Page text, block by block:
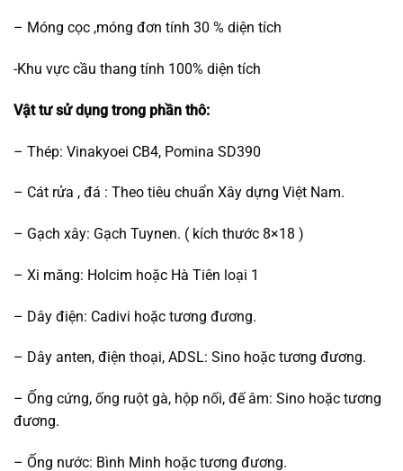
– Móng cọc ,móng đơn tính 30 % diện tích
-Khu vực cầu thang tính 100% diện tích
Vật tư sử dụng trong phần thô:
– Thép: Vinakyoei CB4, Pomina SD390
– Cát rửa , đá : Theo tiêu chuẩn Xây dựng Việt Nam.
– Gạch xây: Gạch Tuynen. ( kích thước 8×18 )
– Xi măng: Holcim hoặc Hà Tiên loại 1
– Dây điện: Cadivi hoặc tương đương.
– Dây anten, điện thoại, ADSL: Sino hoặc tương đương.
– Ống cứng, ống ruột gà, hộp nối, đế âm: Sino hoặc tương
đương.
– Ống nước: Bình Minh hoặc tương đương.